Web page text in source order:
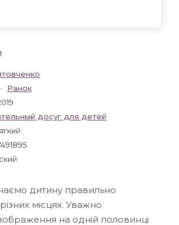
Ранок
досуг для детей
дитину правильно
місцях. Уважно
на одній половинці